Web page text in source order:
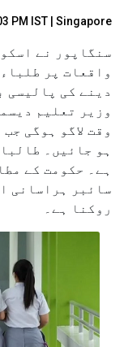
PM IST | Singapore
سنگاپور نے
واقعات پر
دینے کی پالیسی
وزیر تعلیم
وقت لاگو ہوگی
ہو جائیں۔
ہے۔ حکومت کے
سائبر ہراسانی
روکنا ہے۔